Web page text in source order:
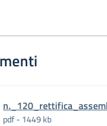
pdf - 1449 kb